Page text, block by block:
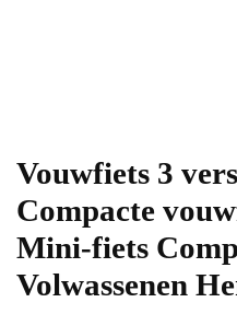
Vouwfiets 3
Compacte
Mini-fiets
Volwassenen